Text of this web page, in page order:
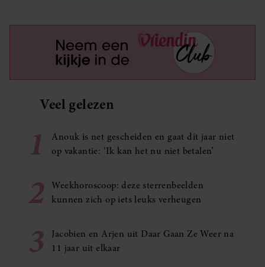
Veel gelezen
1
Anouk is net gescheiden en gaat dit jaar niet
op vakantie: ‘Ik kan het nu niet betalen’
2
Weekhoroscoop: deze sterrenbeelden
kunnen zich op iets leuks verheugen
3
Jacobien en Arjen uit Daar Gaan Ze Weer na
11 jaar uit elkaar